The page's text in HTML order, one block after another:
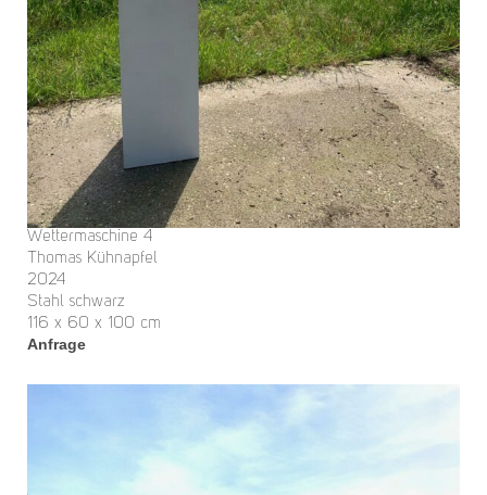
Wettermaschine 4
Thomas Kühnapfel
2024
Stahl schwarz
116 x 60 x 100 cm
Anfrage